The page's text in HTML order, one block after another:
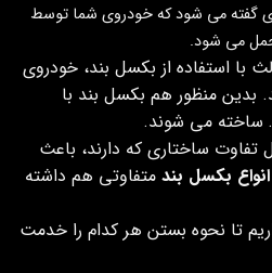
گفته می شود که خودروی شما توسط
می شود.
با استفاده از بکسل بند، خودروی
بدین منظور هم بکسل بند با
ساخته می شوند.
ساختاری که دارند، باعث
بکسل بند متفاوتی هم داشته
تا نحوه بستن هر کدام را خدمت